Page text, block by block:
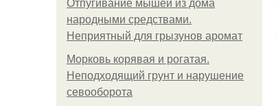
Отпугивание мышей из дома
народными средствами.
Неприятный для грызунов аромат
Морковь корявая и рогатая.
Неподходящий грунт и нарушение
севооборота